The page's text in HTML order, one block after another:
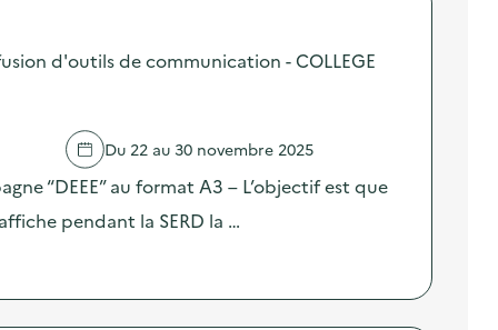
d'outils de communication - COLLEGE
Du 22 au 30 novembre 2025
“DEEE” au format A3 – L’objectif est que
pendant la SERD la …